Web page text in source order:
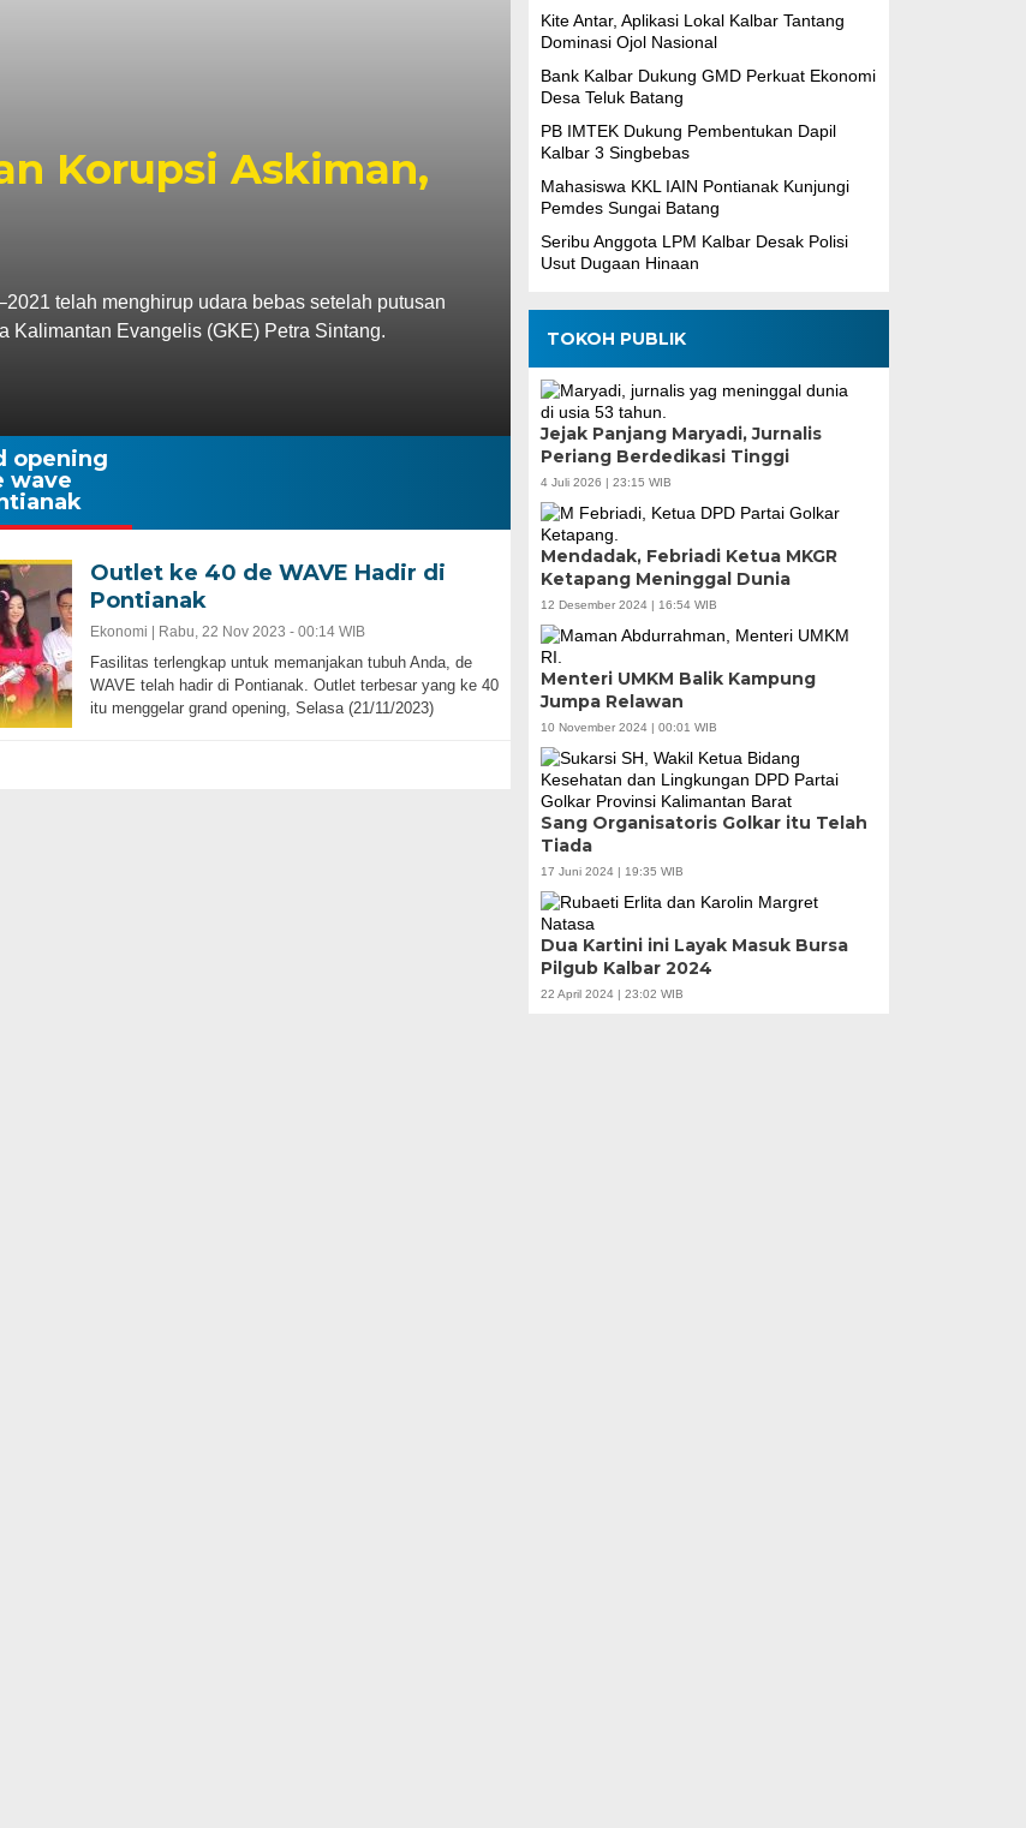
Korupsi Askiman,
telah menghirup udara bebas setelah putusan
Kalimantan Evangelis (GKE) Petra Sintang.
opening
wave
Outlet ke 40 de WAVE Hadir di
Pontianak
Ekonomi | Rabu, 22 Nov 2023 - 00:14 WIB
Fasilitas terlengkap untuk memanjakan tubuh Anda, de
WAVE telah hadir di Pontianak. Outlet terbesar yang ke 40
itu menggelar grand opening, Selasa (21/11/2023)
Kite Antar, Aplikasi Lokal Kalbar Tantang
Dominasi Ojol Nasional
Bank Kalbar Dukung GMD Perkuat Ekonomi
Desa Teluk Batang
PB IMTEK Dukung Pembentukan Dapil
Kalbar 3 Singbebas
Mahasiswa KKL IAIN Pontianak Kunjungi
Pemdes Sungai Batang
Seribu Anggota LPM Kalbar Desak Polisi
Usut Dugaan Hinaan
TOKOH PUBLIK
Jejak Panjang Maryadi, Jurnalis
Periang Berdedikasi Tinggi
4 Juli 2026 | 23:15 WIB
Mendadak, Febriadi Ketua MKGR
Ketapang Meninggal Dunia
12 Desember 2024 | 16:54 WIB
Menteri UMKM Balik Kampung
Jumpa Relawan
10 November 2024 | 00:01 WIB
Sang Organisatoris Golkar itu Telah
Tiada
17 Juni 2024 | 19:35 WIB
Dua Kartini ini Layak Masuk Bursa
Pilgub Kalbar 2024
22 April 2024 | 23:02 WIB